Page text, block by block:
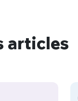
articles